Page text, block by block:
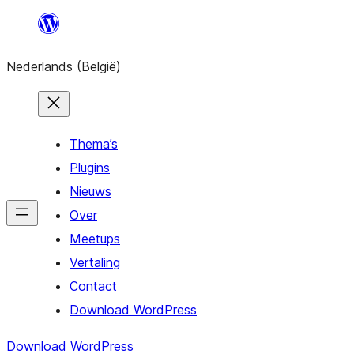
Spring
de
inhoud
Nederlands (België)
Thema’s
Plugins
Nieuws
Over
Meetups
Vertaling
Contact
Download WordPress
Download WordPress